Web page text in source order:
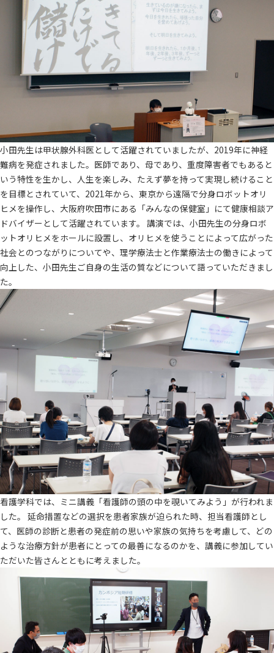
小田先生は甲状腺外科医として活躍されていましたが、2019年に神経
難病を発症されました。医師であり、母であり、重度障害者でもあると
いう特性を生かし、人生を楽しみ、たえず夢を持って実現し続けること
を目標とされていて、2021年から、東京から遠隔で分身ロボットオリ
ヒメを操作し、大阪府吹田市にある「みんなの保健室」にて健康相談ア
ドバイザーとして活躍されています。 講演では、小田先生の分身ロボ
ットオリヒメをホールに設置し、オリヒメを使うことによって広がった
社会とのつながりについてや、理学療法士と作業療法士の働きによって
向上した、小田先生ご自身の生活の質などについて語っていただきまし
た。
看護学科では、ミニ講義「看護師の頭の中を覗いてみよう」が行われま
した。 延命措置などの選択を患者家族が迫られた時、担当看護師とし
て、医師の診断と患者の発症前の思いや家族の気持ちを考慮して、どの
ような治療方針が患者にとっての最善になるのかを、講義に参加してい
ただいた皆さんとともに考えました。